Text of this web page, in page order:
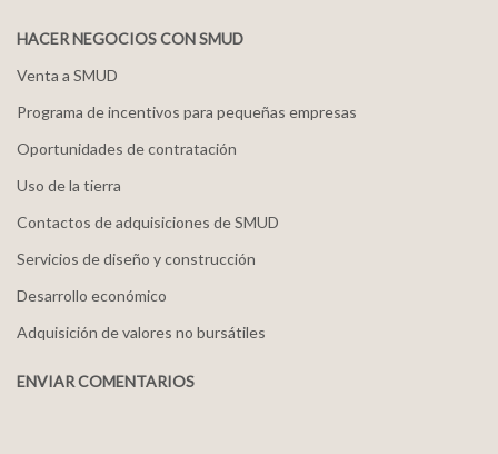
HACER NEGOCIOS CON SMUD
Venta a SMUD
Programa de incentivos para pequeñas empresas
Oportunidades de contratación
Uso de la tierra
Contactos de adquisiciones de SMUD
Servicios de diseño y construcción
Desarrollo económico
Adquisición de valores no bursátiles
ENVIAR COMENTARIOS